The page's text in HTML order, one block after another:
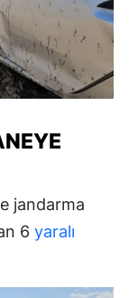
jandarma
6 yaralı